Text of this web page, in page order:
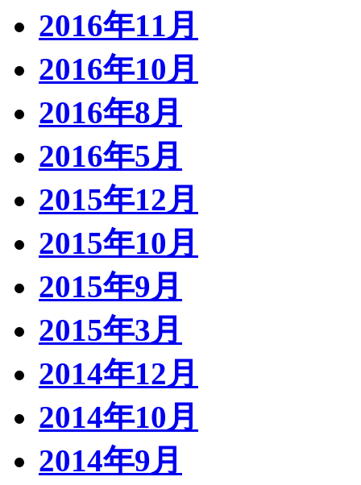
2016年11月
2016年10月
2016年8月
2016年5月
2015年12月
2015年10月
2015年9月
2015年3月
2014年12月
2014年10月
2014年9月